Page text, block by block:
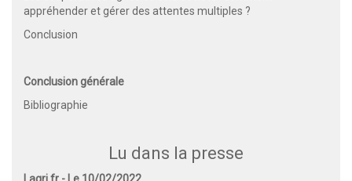
appréhender et gérer des attentes multiples ?
Conclusion
Conclusion générale
Bibliographie
Lu dans la presse